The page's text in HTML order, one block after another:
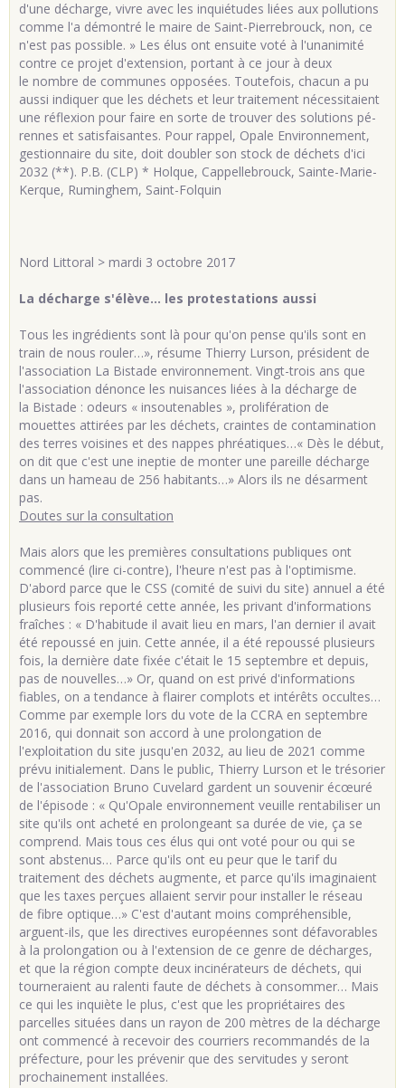
d'une décharge, vivre avec les in­quié­tudes liées aux pol­lu­tions
comme l'a dé­mon­tré le maire de Saint-Pier­re­brouck, non, ce
n'est pas pos­sible. » Les élus ont en­suite voté à l'una­ni­mité
contre ce pro­jet d'ex­ten­sion, por­tant à ce jour à deux
le nombre de com­munes op­po­sées. Tou­te­fois, cha­cun a pu
aussi in­di­quer que les déchets et leur trai­te­ment né­ces­si­taient
une ré­flexion pour faire en sorte de trou­ver des so­lu­tions pé­
rennes et sa­tis­fai­santes. Pour rap­pel, Opale En­vi­ron­ne­ment,
ges­tion­naire du site, doit dou­bler son stock de déchets d'ici
2032 (**). P.B. (CLP) * Holque, Cap­pel­le­brouck, Sainte-Ma­rie-
Kerque, Ru­min­ghem, Saint-Fol­quin
Nord Littoral > mardi 3 octobre 2017
La décharge s'élève… les protestations aussi
Tous les ingrédients sont là pour qu'on pense qu'ils sont en
train de nous rouler…», résume Thierry Lurson, président de
l'association La Bistade environnement. Vingt-trois ans que
l'association dénonce les nuisances liées à la décharge de
la Bistade : odeurs « insoutenables », prolifération de
mouettes attirées par les déchets, craintes de contamination
des terres voisines et des nappes phréatiques…« Dès le début,
on dit que c'est une ineptie de monter une pareille décharge
dans un hameau de 256 habitants…» Alors ils ne désarment
pas.
Doutes sur la consultation
Mais alors que les premières consultations publiques ont
commencé (lire ci-contre), l'heure n'est pas à l'optimisme.
D'abord parce que le CSS (comité de suivi du site) annuel a été
plusieurs fois reporté cette année, les privant d'informations
fraîches : « D'habitude il avait lieu en mars, l'an dernier il avait
été repoussé en juin. Cette année, il a été repoussé plusieurs
fois, la dernière date fixée c'était le 15 septembre et depuis,
pas de nouvelles…» Or, quand on est privé d'informations
fiables, on a tendance à flairer complots et intérêts occultes…
Comme par exemple lors du vote de la CCRA en septembre
2016, qui donnait son accord à une prolongation de
l'exploitation du site jusqu'en 2032, au lieu de 2021 comme
prévu initialement. Dans le public, Thierry Lurson et le trésorier
de l'association Bruno Cuvelard gardent un souvenir écœuré
de l'épisode : « Qu'Opale environnement veuille rentabiliser un
site qu'ils ont acheté en prolongeant sa durée de vie, ça se
comprend. Mais tous ces élus qui ont voté pour ou qui se
sont abstenus… Parce qu'ils ont eu peur que le tarif du
traitement des déchets augmente, et parce qu'ils imaginaient
que les taxes perçues allaient servir pour installer le réseau
de fibre optique…» C'est d'autant moins compréhensible,
arguent-ils, que les directives européennes sont défavorables
à la prolongation ou à l'extension de ce genre de décharges,
et que la région compte deux incinérateurs de déchets, qui
tourneraient au ralenti faute de déchets à consommer… Mais
ce qui les inquiète le plus, c'est que les propriétaires des
parcelles situées dans un rayon de 200 mètres de la décharge
ont commencé à recevoir des courriers recommandés de la
préfecture, pour les prévenir que des servitudes y seront
prochainement installées.